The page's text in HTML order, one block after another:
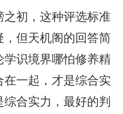
初，这种评选标准
但天机阁的回答简
识境界哪怕修养精
一起，才是综合实
合实力，最好的判